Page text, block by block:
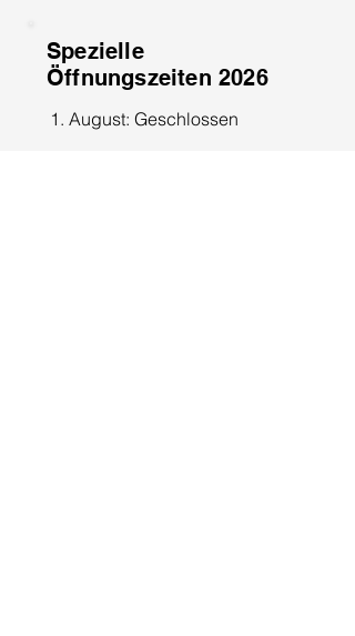
Spezielle
Öffnungszeiten 2026
1. August: Geschlossen